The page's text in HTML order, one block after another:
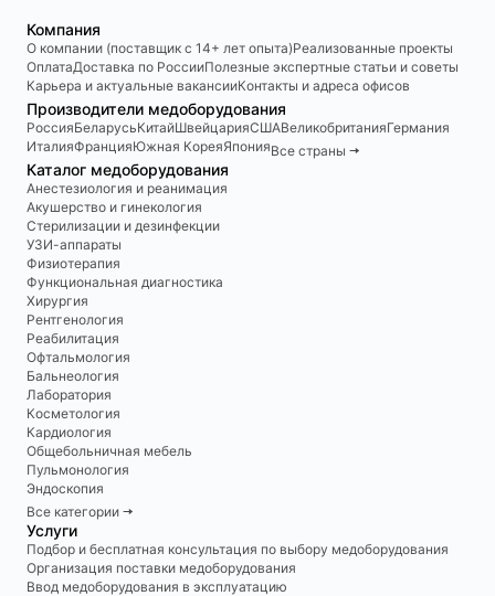
Компания
О компании (поставщик с 14+ лет опыта)Реализованные проекты
ОплатаДоставка по РоссииПолезные экспертные статьи и советы
Карьера и актуальные вакансииКонтакты и адреса офисов
Производители медоборудования
РоссияБеларусьКитайШвейцарияСШАВеликобританияГермания
ИталияФранцияЮжная КореяЯпонияВсе страны 🠆
Каталог медоборудования
Анестезиология и реанимация
Акушерство и гинекология
Стерилизации и дезинфекции
УЗИ-аппараты
Физиотерапия
Функциональная диагностика
Хирургия
Рентгенология
Реабилитация
Офтальмология
Бальнеология
Лаборатория
Косметология
Кардиология
Общебольничная мебель
Пульмонология
Эндоскопия
Все категории 🠆
Услуги
Подбор и бесплатная консультация по выбору медоборудования
Организация поставки медоборудования
Ввод медоборудования в эксплуатацию